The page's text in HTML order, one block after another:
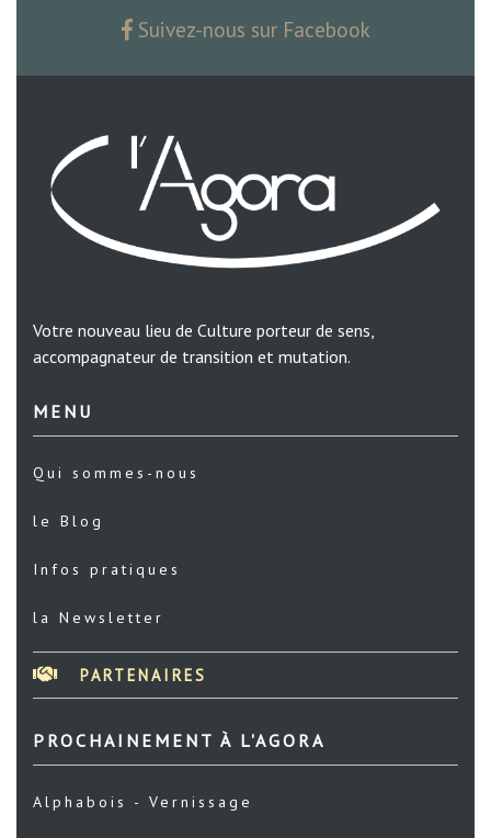
Suivez-nous sur Facebook
Votre nouveau lieu de Culture porteur de sens,
accompagnateur de transition et mutation.
MENU
Qui sommes-nous
le Blog
Infos pratiques
la Newsletter
PARTENAIRES
PROCHAINEMENT À L'AGORA
Alphabois - Vernissage